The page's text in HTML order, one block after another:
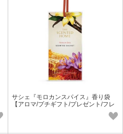
サシェ『モロカンスパイス』香り袋
【アロマ/プチギフト/プレゼント/フレ